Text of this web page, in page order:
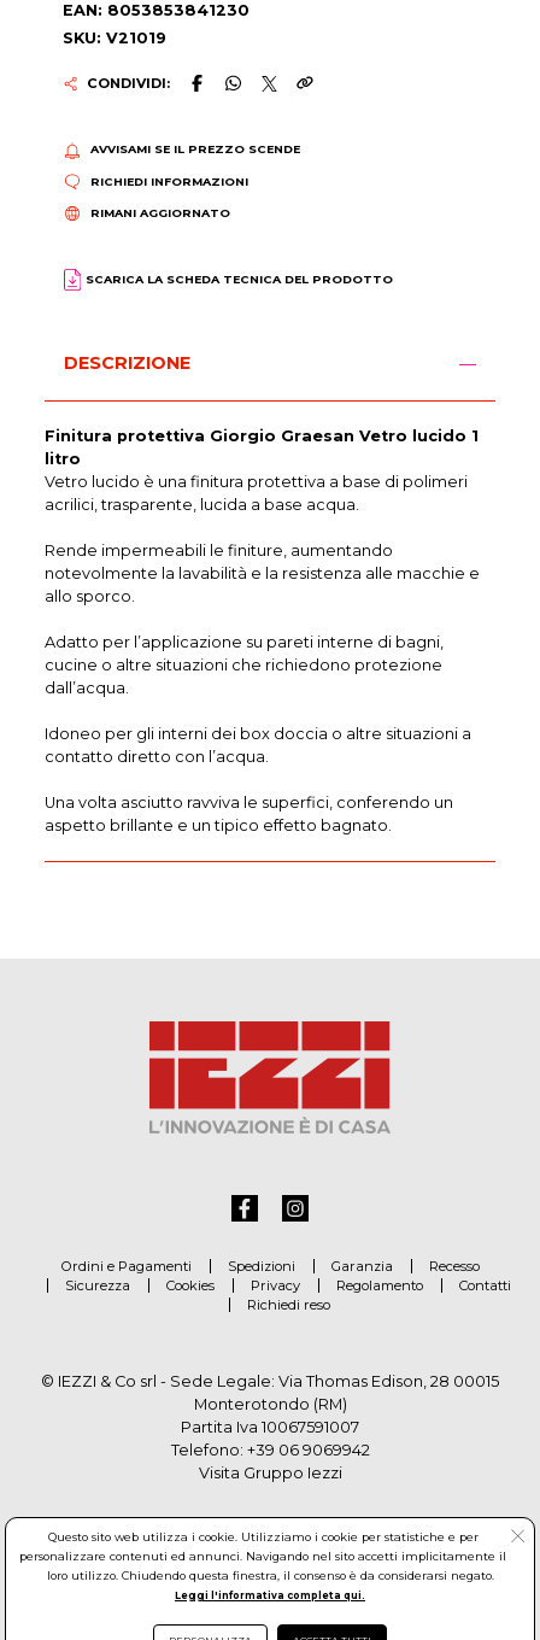
EAN: 8053853841230
SKU: V21019
CONDIVIDI:
AVVISAMI SE IL PREZZO SCENDE
RICHIEDI INFORMAZIONI
RIMANI AGGIORNATO
SCARICA LA SCHEDA TECNICA DEL PRODOTTO
DESCRIZIONE
Finitura protettiva Giorgio Graesan Vetro lucido 1
litro
Vetro lucido è una finitura protettiva a base di polimeri
acrilici, trasparente, lucida a base acqua.
Rende impermeabili le finiture, aumentando
notevolmente la lavabilità e la resistenza alle macchie e
allo sporco.
Adatto per l’applicazione su pareti interne di bagni,
cucine o altre situazioni che richiedono protezione
dall’acqua.
Idoneo per gli interni dei box doccia o altre situazioni a
contatto diretto con l’acqua.
Una volta asciutto ravviva le superfici, conferendo un
aspetto brillante e un tipico effetto bagnato.
Ordini e Pagamenti Spedizioni Garanzia
Recesso
Sicurezza
Cookies Privacy Regolamento
Contatti
Richiedi reso
© IEZZI & Co srl - Sede Legale: Via Thomas Edison, 28 00015
Monterotondo (RM)
Partita Iva 10067591007
Telefono: +39 06 9069942
Visita Gruppo Iezzi
Questo sito web utilizza i cookie. Utilizziamo i cookie per statistiche e per
personalizzare contenuti ed annunci. Navigando nel sito accetti implicitamente il
loro utilizzo. Chiudendo questa finestra, il consenso è da considerarsi negato.
Leggi l'informativa completa qui.